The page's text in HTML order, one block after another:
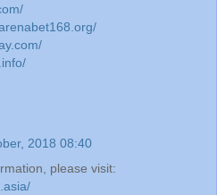
2018 08:40
please visit: